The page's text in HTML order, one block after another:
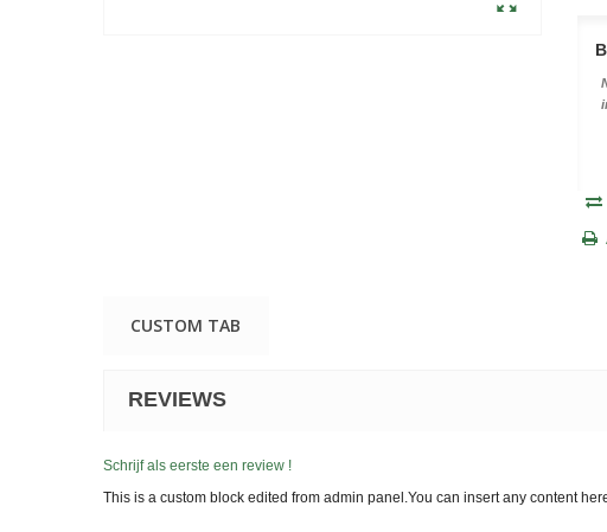
CUSTOM TAB
REVIEWS
Schrijf als eerste een review !
This is a custom block edited from admin panel.You can insert any content